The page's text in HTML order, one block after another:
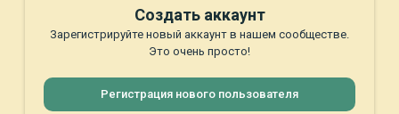
Создать аккаунт
Зарегистрируйте новый аккаунт в нашем сообществе.
Это очень просто!
Регистрация нового пользователя